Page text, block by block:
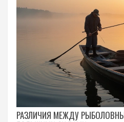
РАЗЛИЧИЯ МЕЖДУ